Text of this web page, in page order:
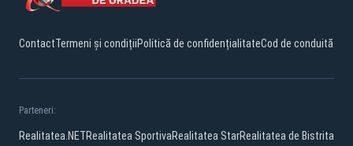
ContactTermeni și condițiiPolitică de confidențialitateCod de conduită
Parteneri:
Realitatea.NETRealitatea SportivaRealitatea StarRealitatea de Bistrita